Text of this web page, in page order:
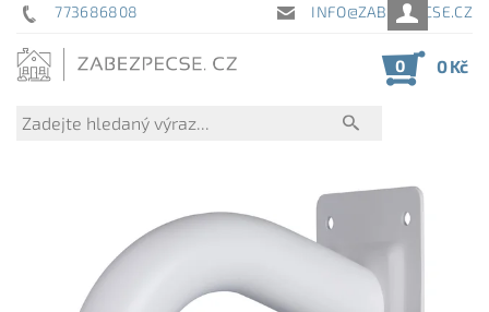
773686808 INFO@ZABEZPECSE.CZ
0 0 Kč